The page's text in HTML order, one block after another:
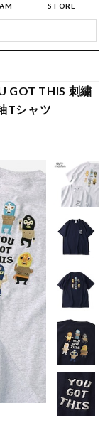
STORE
GOT THIS 刺繍
Tシャツ